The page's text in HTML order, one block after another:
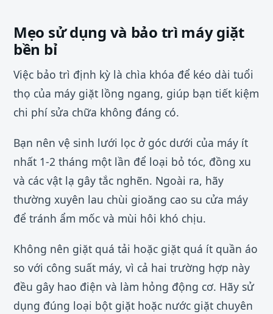
Mẹo sử dụng và bảo trì máy giặt
bền bỉ
Việc bảo trì định kỳ là chìa khóa để kéo dài tuổi
thọ của máy giặt lồng ngang, giúp bạn tiết kiệm
chi phí sửa chữa không đáng có.
Bạn nên vệ sinh lưới lọc ở góc dưới của máy ít
nhất 1-2 tháng một lần để loại bỏ tóc, đồng xu
và các vật lạ gây tắc nghẽn. Ngoài ra, hãy
thường xuyên lau chùi gioăng cao su cửa máy
để tránh ẩm mốc và mùi hôi khó chịu.
Không nên giặt quá tải hoặc giặt quá ít quần áo
so với công suất máy, vì cả hai trường hợp này
đều gây hao điện và làm hỏng động cơ. Hãy sử
dụng đúng loại bột giặt hoặc nước giặt chuyên